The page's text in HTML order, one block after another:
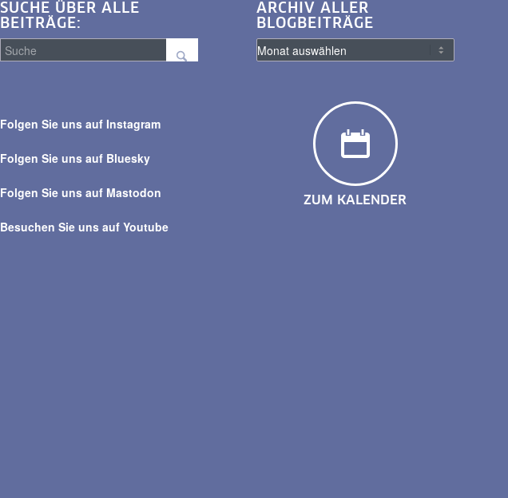
SUCHE ÜBER ALLE
BEITRÄGE:
alle
Folgen Sie uns auf Instagram
Folgen Sie uns auf Bluesky
Folgen Sie uns auf Mastodon
Besuchen Sie uns auf Youtube
ARCHIV ALLER
BLOGBEITRÄGE
ZUM KALENDER